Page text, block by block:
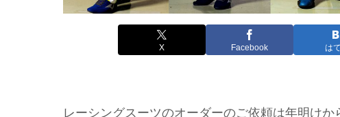
X Facebook は
レーシングスーツのオーダーのご依頼は年明けか